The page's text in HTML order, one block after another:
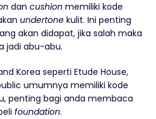
dan cushion memiliki kode
undertone kulit. Ini penting
akan didapat, jika salah maka
jadi abu-abu.
Korea seperti Etude House,
umumnya memiliki kode
penting bagi anda membaca
foundation.